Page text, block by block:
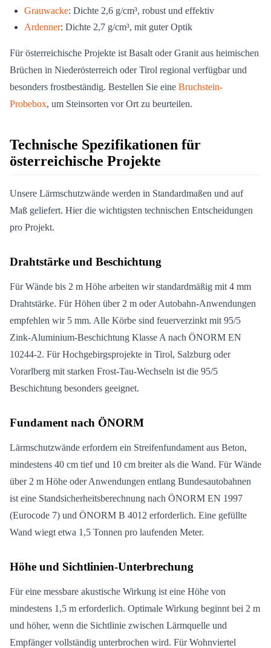
Grauwacke: Dichte 2,6 g/cm³, robust und effektiv
Ardenner: Dichte 2,7 g/cm³, mit guter Optik
Für österreichische Projekte ist Basalt oder Granit aus heimischen
Brüchen in Niederösterreich oder Tirol regional verfügbar und
besonders frostbeständig. Bestellen Sie eine Bruchstein-
Probebox, um Steinsorten vor Ort zu beurteilen.
Technische Spezifikationen für
österreichische Projekte
Unsere Lärmschutzwände werden in Standardmaßen und auf
Maß geliefert. Hier die wichtigsten technischen Entscheidungen
pro Projekt.
Drahtstärke und Beschichtung
Für Wände bis 2 m Höhe arbeiten wir standardmäßig mit 4 mm
Drahtstärke. Für Höhen über 2 m oder Autobahn-Anwendungen
empfehlen wir 5 mm. Alle Körbe sind feuerverzinkt mit 95/5
Zink-Aluminium-Beschichtung Klasse A nach ÖNORM EN
10244-2. Für Hochgebirgsprojekte in Tirol, Salzburg oder
Vorarlberg mit starken Frost-Tau-Wechseln ist die 95/5
Beschichtung besonders geeignet.
Fundament nach ÖNORM
Lärmschutzwände erfordern ein Streifenfundament aus Beton,
mindestens 40 cm tief und 10 cm breiter als die Wand. Für Wände
über 2 m Höhe oder Anwendungen entlang Bundesautobahnen
ist eine Standsicherheitsberechnung nach ÖNORM EN 1997
(Eurocode 7) und ÖNORM B 4012 erforderlich. Eine gefüllte
Wand wiegt etwa 1,5 Tonnen pro laufenden Meter.
Höhe und Sichtlinien-Unterbrechung
Für eine messbare akustische Wirkung ist eine Höhe von
mindestens 1,5 m erforderlich. Optimale Wirkung beginnt bei 2 m
und höher, wenn die Sichtlinie zwischen Lärmquelle und
Empfänger vollständig unterbrochen wird. Für Wohnviertel